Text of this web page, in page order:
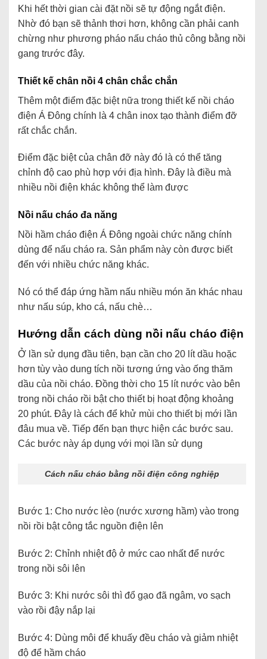
Khi hết thời gian cài đặt nồi sẽ tự động ngắt điện.
Nhờ đó bạn sẽ thảnh thơi hơn, không cần phải canh
chừng như phương pháo nấu cháo thủ công bằng nồi
gang trước đây.
Thiết kế chân nồi 4 chân chắc chắn
Thêm một điểm đặc biệt nữa trong thiết kế nồi cháo
điện Á Đông chính là 4 chân inox tạo thành điểm đỡ
rất chắc chắn.
Điểm đặc biệt của chân đỡ này đó là có thể tăng
chỉnh độ cao phù hợp với địa hình. Đây là điều mà
nhiều nồi điện khác không thể làm được
Nồi nấu cháo đa năng
Nồi hầm cháo điện Á Đông ngoài chức năng chính
dùng để nấu cháo ra. Sản phẩm này còn được biết
đến với nhiều chức năng khác.
Nó có thể đáp ứng hầm nấu nhiều món ăn khác nhau
như nấu súp, kho cá, nấu chè…
Hướng dẫn cách dùng nồi nấu cháo điện
Ở lần sử dụng đầu tiên, bạn cần cho 20 lít dầu hoặc
hơn tùy vào dung tích nồi tương ứng vào ống thăm
dầu của nồi cháo. Đồng thời cho 15 lít nước vào bên
trong nồi cháo rồi bật cho thiết bị hoạt động khoảng
20 phút. Đây là cách để khử mùi cho thiết bị mới lần
đâu mua về. Tiếp đến bạn thực hiện các bước sau.
Các bước này áp dụng với mọi lần sử dụng
Cách nấu cháo bằng nồi điện công nghiệp
Bước 1: Cho nước lèo (nước xương hầm) vào trong
nồi rồi bật công tắc nguồn điện lên
Bước 2: Chỉnh nhiệt độ ở mức cao nhất để nước
trong nồi sôi lên
Bước 3: Khi nước sôi thì đổ gạo đã ngâm, vo sạch
vào rồi đậy nắp lại
Bước 4: Dùng môi để khuấy đều cháo và giảm nhiệt
độ để hầm cháo